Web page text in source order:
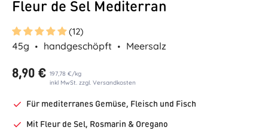
Fleur de Sel Mediterran
(12)
45g handgeschöpft Meersalz
8,90 € 197,78 €/kg
inkl MwSt. zzgl. Versandkosten
Für mediterranes Gemüse, Fleisch und Fisch
Mit Fleur de Sel, Rosmarin & Oregano